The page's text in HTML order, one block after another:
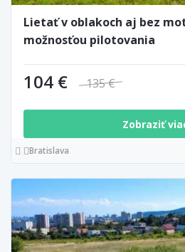
Lietať v oblakoch aj bez
možnosťou pilotovania
104 € 135 €
Zobraziť
Bratislava